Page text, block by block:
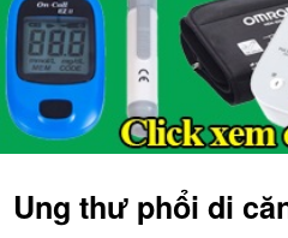
Ung thư phổi di